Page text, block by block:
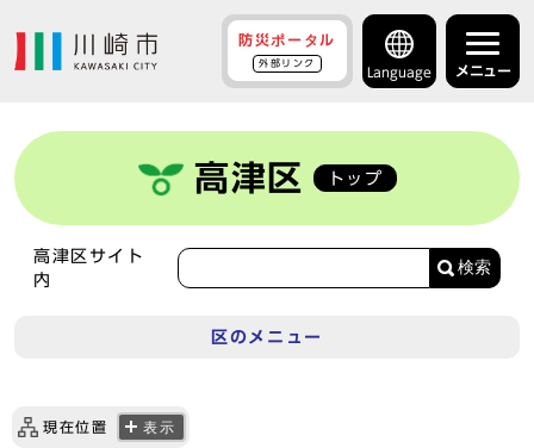
防災ポータル
外部リンク
Language メニュー
高津区 トップ
高津区サイト
内
検索
区のメニュー
現在位置 表示